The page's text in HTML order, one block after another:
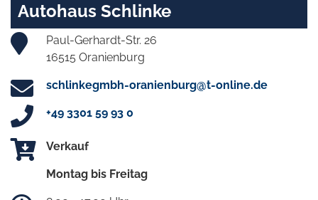
Autohaus Schlinke
Paul-Gerhardt-Str. 26
16515 Oranienburg
schlinkegmbh-oranienburg@t-online.de
+49 3301 59 93 0
Verkauf
Montag bis Freitag